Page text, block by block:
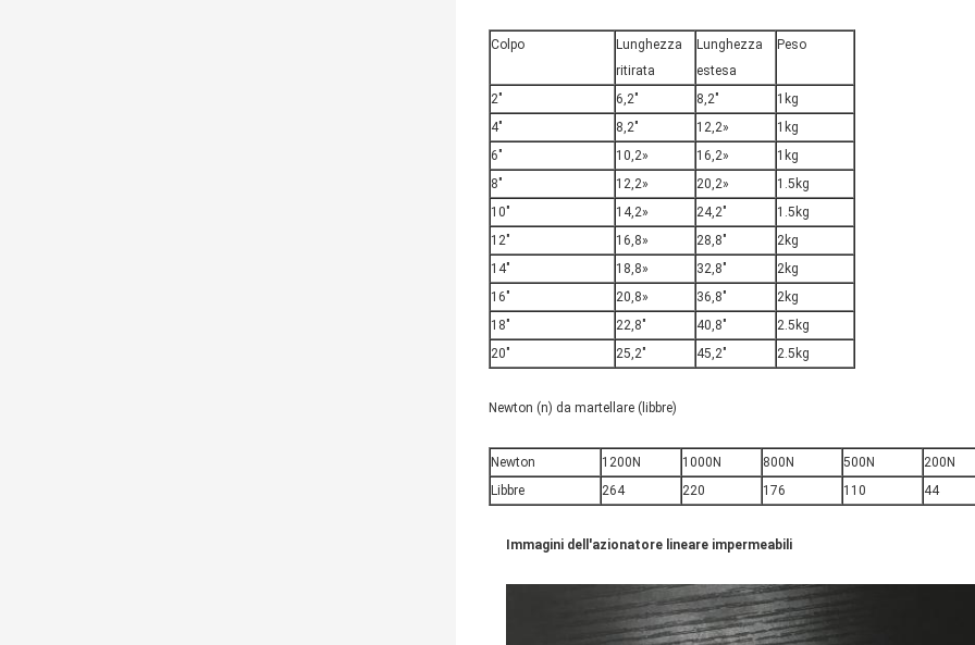
Colpo
Lunghezza
ritirata
Lunghezza
estesa
Peso
2" 6,2" 8,2"
1kg
4"
8,2" 12,2»
1kg
6"
10,2» 16,2»
1kg
8"
12,2» 20,2»
1.5kg
10"
14,2» 24,2"
1.5kg
12"
16,8» 28,8"
2kg
14"
18,8» 32,8"
2kg
16"
20,8» 36,8"
2kg
18"
22,8" 40,8"
2.5kg
20"
25,2" 45,2" 2.5kg
Newton (n) da martellare (libbre)
Newton 1200N 1000N 800N 500N 200N
Libbre
264 220 176 110 44
Immagini dell'azionatore lineare impermeabili